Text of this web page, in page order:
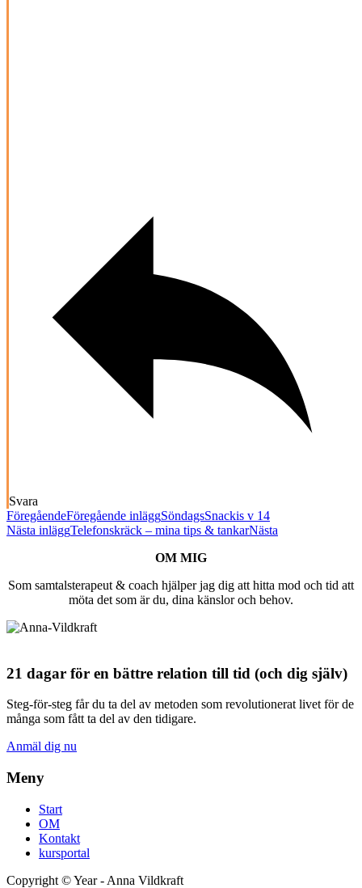
Svara
FöregåendeFöregående inläggSöndagsSnackis v 14
Nästa inläggTelefonskräck – mina tips & tankarNästa
OM MIG
Som samtalsterapeut & coach hjälper jag dig att hitta mod och tid att
möta det som är du, dina känslor och behov.
21 dagar för en bättre relation till tid (och dig själv)
Steg-för-steg får du ta del av metoden som revolutionerat livet för de
många som fått ta del av den tidigare.
Anmäl dig nu
Meny
Start
OM
Kontakt
kursportal
Copyright ©Year- Anna Vildkraft